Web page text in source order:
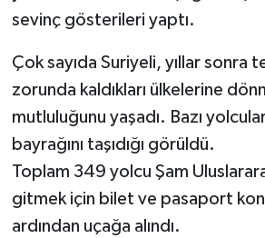
sevinç gösterileri yaptı.
Çok sayıda Suriyeli, yıllar sonra
zorunda kaldıkları ülkelerine
mutluluğunu yaşadı. Bazı
bayrağını taşıdığı görüldü.
Toplam 349 yolcu Şam
gitmek için bilet ve pasaport
ardından uçağa alındı.